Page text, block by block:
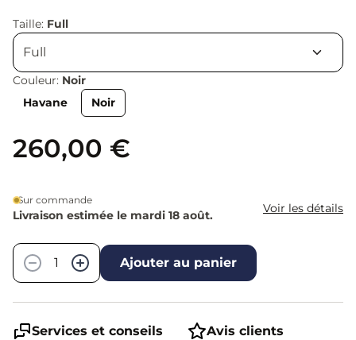
Taille: Full
Couleur: Noir
Havane
Noir
260,00 €
Sur commande
Livraison estimée le mardi 18 août. Voir les détails
−
+ Ajouter au panier
Services et conseils Avis clients